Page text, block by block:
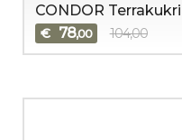
CONDOR
€ 78,00 104,00